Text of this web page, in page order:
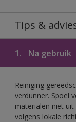
Tips &
1. Na gebruik
Reiniging
verdunner. Spoel
materialen niet
volgens lokale